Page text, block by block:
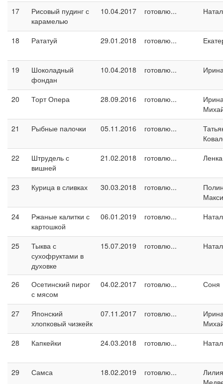
17
Рисовый пудинг с
карамелью
10.04.2017 готовлю...
18 Рататуй 29.01.2018 готовлю...
19
Шоколадный
фондан
10.04.2018 готовлю...
20 Торт Опера 28.09.2016 готовлю...
21
Рыбные палочки 05.11.2016 готовлю...
22
Штрудель с
вишней
21.02.2018 готовлю...
23 Курица в сливках 30.03.2018 готовлю...
24
Ржаные калитки с
картошкой
06.01.2019 готовлю...
25
Тыква с
сухофруктами в
духовке
15.07.2019 готовлю...
26
Осетинский пирог
с мясом
04.02.2017 готовлю... Соня
27
Японский
хлопковый чизкейк
07.11.2017 готовлю...
28
Капкейки 24.03.2018 готовлю...
29 Самса 18.02.2019 готовлю...
Лилия